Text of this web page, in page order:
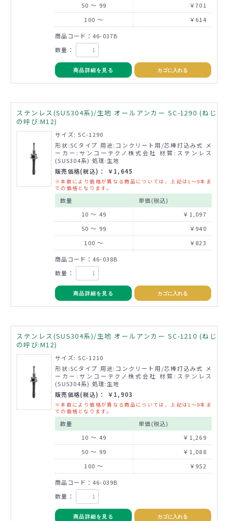
50 ～ 99
￥701
100 ～
￥614
商品コード：46-037B
数量：
商品詳細を見る カゴに入れる
ステンレス(SUS304系)/生地 オールアンカー SC-1290 (ねじ
の呼び:M12)
サイズ: SC-1290
形状:SCタイプ 用途:コンクリート用/芯棒打込み式 メ
ーカー:サンコーテクノ株式会社 材質:ステンレス
(SUS304系) 処理:生地
販売価格(税込)： ￥1,645
※本数により価格が異なる商品については、上記は1～9本ま
での価格となります。
数量
単価(税込)
10 ～ 49
￥1,097
50 ～ 99
￥940
100 ～
￥823
商品コード：46-038B
数量：
商品詳細を見る カゴに入れる
ステンレス(SUS304系)/生地 オールアンカー SC-1210 (ねじ
の呼び:M12)
サイズ: SC-1210
形状:SCタイプ 用途:コンクリート用/芯棒打込み式 メ
ーカー:サンコーテクノ株式会社 材質:ステンレス
(SUS304系) 処理:生地
販売価格(税込)： ￥1,903
※本数により価格が異なる商品については、上記は1～9本ま
での価格となります。
数量
単価(税込)
10 ～ 49
￥1,269
50 ～ 99
￥1,088
100 ～
￥952
商品コード：46-039B
数量：
商品詳細を見る カゴに入れる